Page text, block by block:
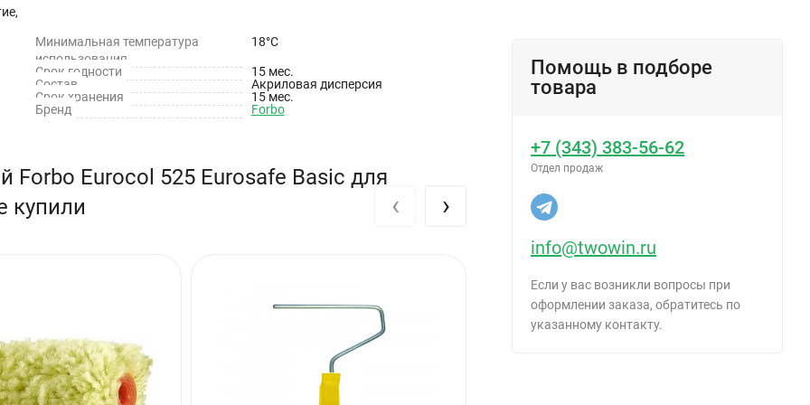
клея российского производства). Неморозостойкий при транспортировке,
Минимальная температура
использования
18°C
Срок годности
15 мес.
Состав
Акриловая дисперсия
Срок хранения
15 мес.
Бренд
Forbo
Forbo Eurocol 525 Eurosafe Basic для
купили
‹ ›
Помощь в подборе
товара
+7 (343) 383-56-62
Отдел продаж
info@twowin.ru
Если у вас возникли вопросы при
оформлении заказа, обратитесь по
указанному контакту.